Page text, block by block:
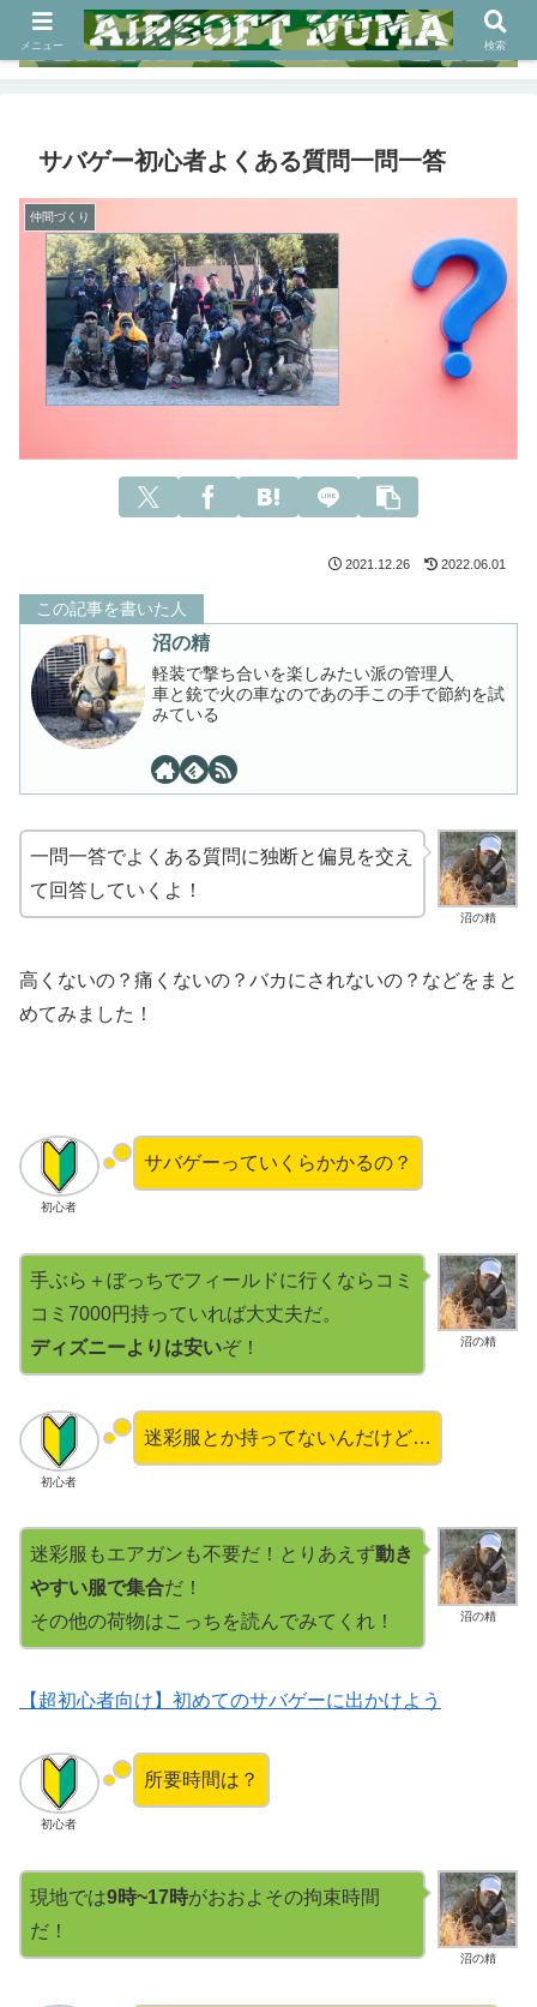
サバゲー初心者よくある質問一問一答
仲間づくり
2021.12.26 2022.06.01
この記事を書いた人
沼の精
軽装で撃ち合いを楽しみたい派の管理人
車と銃で火の車なのであの手この手で節約を試
みている
沼の精
一問一答でよくある質問に独断と偏見を交え
て回答していくよ！
高くないの？痛くないの？バカにされないの？などをまと
めてみました！
初心者
サバゲーっていくらかかるの？
沼の精
手ぶら＋ぼっちでフィールドに行くならコミ
コミ7000円持っていれば大丈夫だ。
ディズニーよりは安いぞ！
初心者
迷彩服とか持ってないんだけど…
沼の精
迷彩服もエアガンも不要だ！とりあえず動き
やすい服で集合だ！
その他の荷物はこっちを読んでみてくれ！
【超初心者向け】初めてのサバゲーに出かけよう
初心者
所要時間は？
沼の精
現地では9時~17時がおおよその拘束時間
だ！
メニュー 検索